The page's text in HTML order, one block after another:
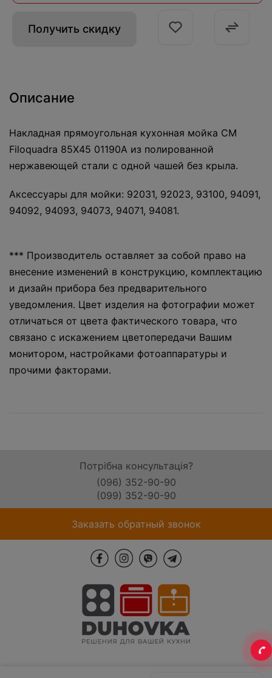
Получить скидку
Описание
Накладная прямоугольная кухонная мойка CM
Filoquadra 85Х45 01190А из полированной
нержавеющей стали с одной чашей без крыла.
Аксессуары для мойки: 92031, 92023, 93100, 94091,
94092, 94093, 94073, 94071, 94081.
*** Производитель оставляет за собой право на
внесение изменений в конструкцию, комплектацию
и дизайн прибора без предварительного
уведомления. Цвет изделия на фотографии может
отличаться от цвета фактического товара, что
связано с искажением цветопередачи Вашим
монитором, настройками фотоаппаратуры и
прочими факторами.
Потрібна консультація?
(096) 352-90-90
(099) 352-90-90
Заказать обратный звонок